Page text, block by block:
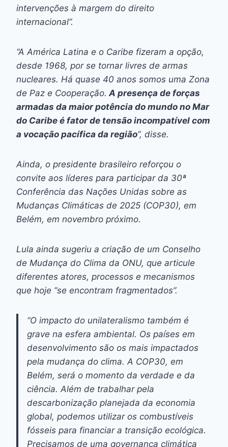
intervenções à margem do direito
internacional”.
“A América Latina e o Caribe fizeram a opção,
desde 1968, por se tornar livres de armas
nucleares. Há quase 40 anos somos uma Zona
de Paz e Cooperação. A presença de forças
armadas da maior potência do mundo no Mar
do Caribe é fator de tensão incompatível com
a vocação pacífica da região”, disse.
Ainda, o presidente brasileiro reforçou o
convite aos líderes para participar da 30ª
Conferência das Nações Unidas sobre as
Mudanças Climáticas de 2025 (COP30), em
Belém, em novembro próximo.
Lula ainda sugeriu a criação de um Conselho
de Mudança do Clima da ONU, que articule
diferentes atores, processos e mecanismos
que hoje “se encontram fragmentados”.
“O impacto do unilateralismo também é
grave na esfera ambiental. Os países em
desenvolvimento são os mais impactados
pela mudança do clima. A COP30, em
Belém, será o momento da verdade e da
ciência. Além de trabalhar pela
descarbonização planejada da economia
global, podemos utilizar os combustíveis
fósseis para financiar a transição ecológica.
Precisamos de uma governança climática